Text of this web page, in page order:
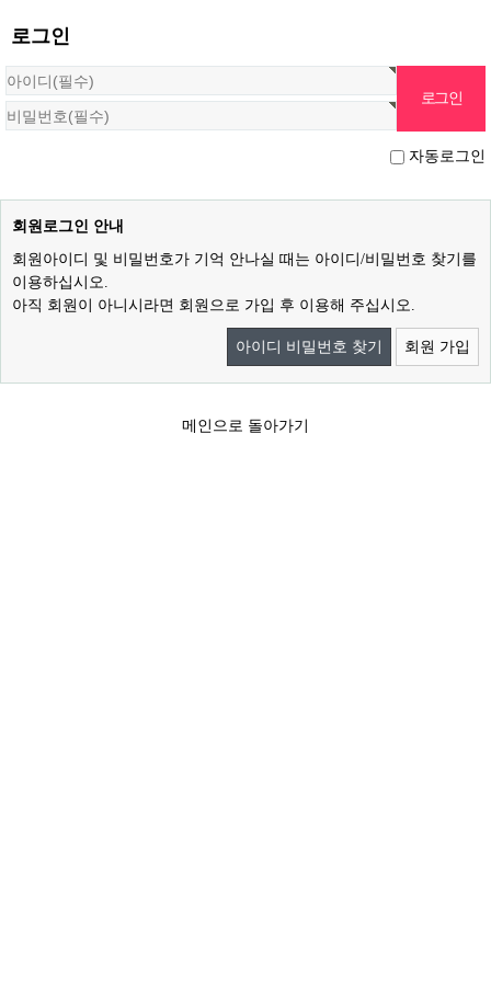
로그인
자동로그인
회원로그인 안내
회원아이디 및 비밀번호가 기억 안나실 때는 아이디/비밀번호 찾기를
이용하십시오.
아직 회원이 아니시라면 회원으로 가입 후 이용해 주십시오.
아이디 비밀번호 찾기 회원 가입
메인으로 돌아가기